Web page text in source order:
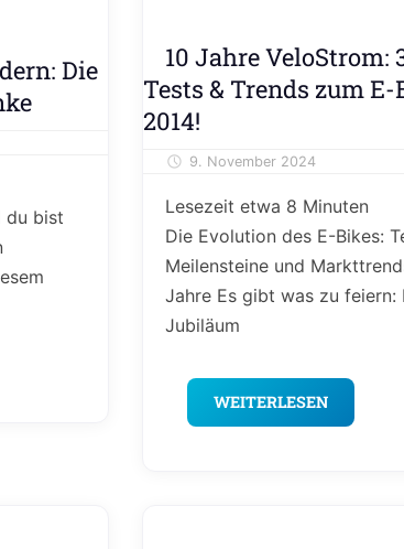
Die
du bist
Meinung
&
Kolumne
10 Jahre VeloStrom:
Tests & Trends zum
2014!
9. November 2024
Lesezeit etwa 8 Minuten
Die Evolution des E-Bikes:
Meilensteine und
Jahre Es gibt was zu feiern:
Jubiläum
WEITERLESEN